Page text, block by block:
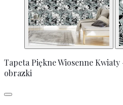
Tapeta Piękne Wiosenne
obrazki